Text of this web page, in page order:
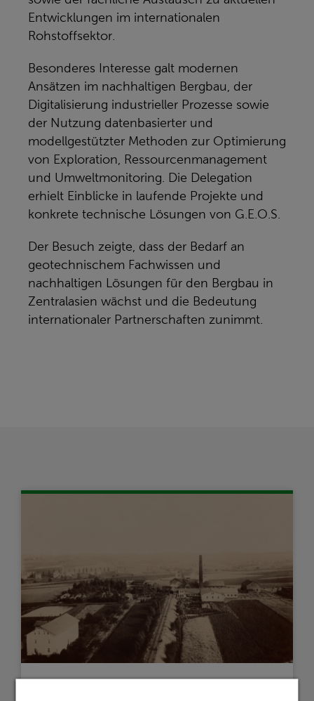
Entwicklungen im internationalen
Rohstoffsektor.
Besonderes Interesse galt modernen
Ansätzen im nachhaltigen Bergbau, der
Digitalisierung industrieller Prozesse sowie
der Nutzung datenbasierter und
modellgestützter Methoden zur Optimierung
von Exploration, Ressourcenmanagement
und Umweltmonitoring. Die Delegation
erhielt Einblicke in laufende Projekte und
konkrete technische Lösungen von G.E.O.S.
Der Besuch zeigte, dass der Bedarf an
geotechnischem Fachwissen und
nachhaltigen Lösungen für den Bergbau in
Zentralasien wächst und die Bedeutung
internationaler Partnerschaften zunimmt.